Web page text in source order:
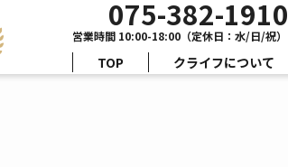
075-382-1910
営業時間 10:00-18:00（定休日：水/日/祝）
TOP クライフについて